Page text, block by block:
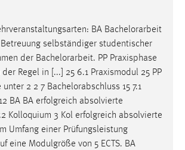
BA Bachelorarbeit
selbständiger studentischer
der Bachelorarbeit. PP Praxisphase
Regel in [...] 25 6.1 Praxismodul 25 PP
2 2 7 Bachelorabschluss 15 7.1
12 BA BA erfolgreich absolvierte
Kolloquium 3 Kol erfolgreich absolvierte
Umfang einer Prüfungsleistung
eine Modulgröße von 5 ECTS. BA
werden von Drittanbietern
personalisierte Werbung anzuzeigen.
sie Besucher über Websites